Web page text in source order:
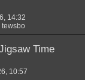
14:32
Time
10:57